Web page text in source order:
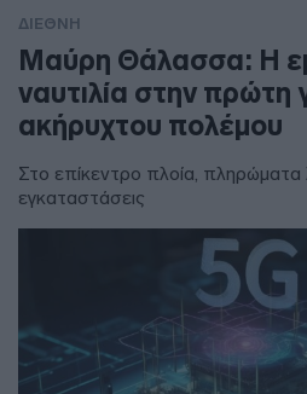
ΔΙΕΘΝΗ
Μαύρη Θάλασσα: Η
ναυτιλία στην πρώτη
ακήρυχτου πολέμου
Στο επίκεντρο πλοία, πληρώματα
εγκαταστάσεις